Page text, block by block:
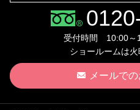
受付時間 10:00～
ショールームは火
メールで